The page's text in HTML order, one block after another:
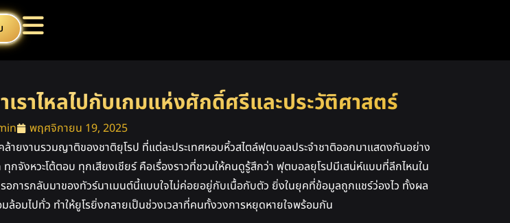
ราไหลไปกับเกมแห่งศักดิ์ศรีและประวัติศาสตร์
พฤศจิกายน 19, 2025
ายงานรวมญาติของชาติยุโรป ที่แต่ละประเทศหอบหิ้วสไตล์ฟุตบอลประจำชาติออกมาแสดงกันอย่าง
งหวะโต้ตอบ ทุกเสียงเชียร์ คือเรื่องราวที่ชวนให้คนดูรู้สึกว่า ฟุตบอลยุโรปมีเสน่ห์แบบที่ลีกไหนใน
การกลับมาของทัวร์นาเมนต์นี้แบบใจไม่ค่อยอยู่กับเนื้อกับตัว ยิ่งในยุคที่ข้อมูลถูกแชร์ว่องไว ทั้งผล
ล้อมไปทั่ว ทำให้ยูโรยิ่งกลายเป็นช่วงเวลาที่คนทั้งวงการหยุดหายใจพร้อมกัน